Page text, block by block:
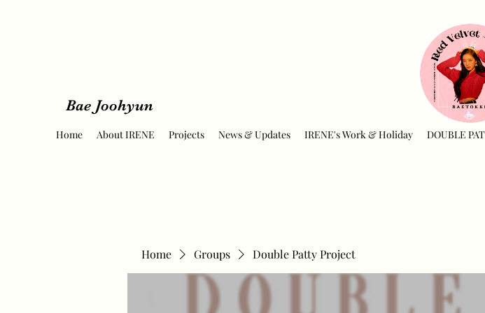
Bae Joohyun
Home About IRENE Projects News & Updates IRENE's Work & Holiday DOUBLE
Home Groups Double Patty Project